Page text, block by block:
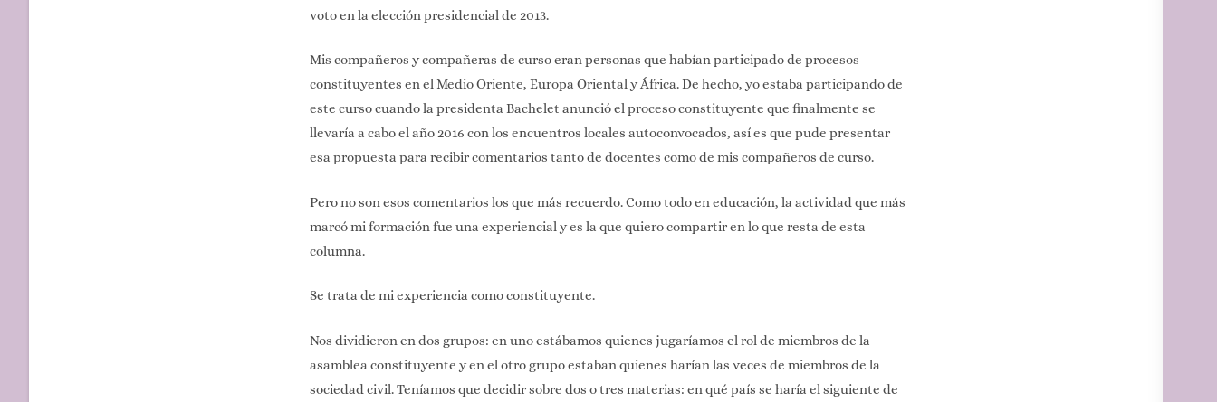
voto en la elección presidencial de 2013.
Mis compañeros y compañeras de curso eran personas que habían participado de procesos
constituyentes en el Medio Oriente, Europa Oriental y África. De hecho, yo estaba participando de
este curso cuando la presidenta Bachelet anunció el proceso constituyente que finalmente se
llevaría a cabo el año 2016 con los encuentros locales autoconvocados, así es que pude presentar
esa propuesta para recibir comentarios tanto de docentes como de mis compañeros de curso.
Pero no son esos comentarios los que más recuerdo. Como todo en educación, la actividad que más
marcó mi formación fue una experiencial y es la que quiero compartir en lo que resta de esta
columna.
Se trata de mi experiencia como constituyente.
Nos dividieron en dos grupos: en uno estábamos quienes jugaríamos el rol de miembros de la
asamblea constituyente y en el otro grupo estaban quienes harían las veces de miembros de la
sociedad civil. Teníamos que decidir sobre dos o tres materias: en qué país se haría el siguiente de